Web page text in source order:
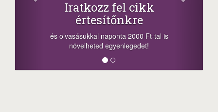
+1.000.000 Ft...
-nyeremény növelés jár a szerencsésnek
megosztási lehetőséget. Lájkolj is minket!